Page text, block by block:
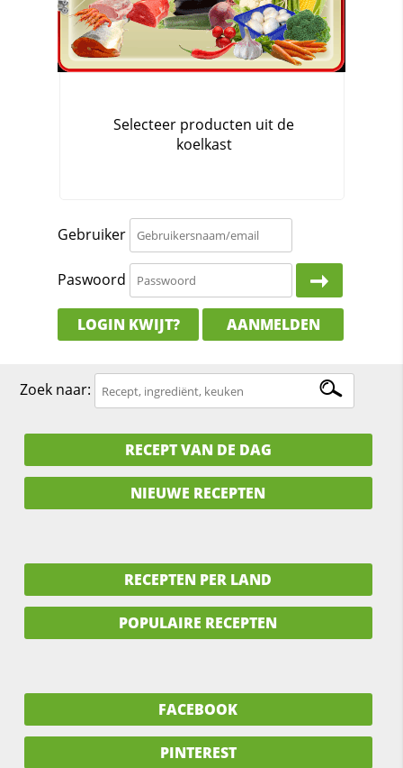
Gebruiker
Paswoord
LOGIN KWIJT? AANMELDEN
Zoek naar:
RECEPT VAN DE DAG
NIEUWE RECEPTEN
RECEPTEN PER LAND
POPULAIRE RECEPTEN
FACEBOOK
PINTEREST